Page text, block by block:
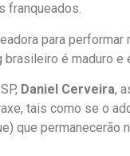
franqueados.
para
é maduro e
Daniel Cerveira,
tais como se o
que